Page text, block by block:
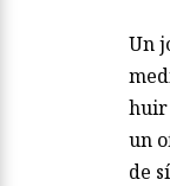
Un
huir
un
de